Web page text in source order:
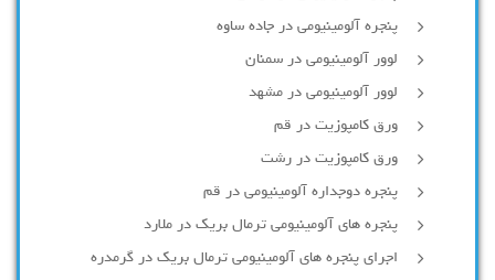
پنجره آلومینیومی در جاده ساوه
لوور آلومینیومی در سمنان
لوور آلومینیومی در مشهد
ورق کامپوزیت در قم
ورق کامپوزیت در رشت
پنجره دوجداره آلومينيومی در قم
پنجره های آلومینیومی ترمال بریک در ملارد
اجرای پنجره های آلومینیومی ترمال بریک در گرمدره